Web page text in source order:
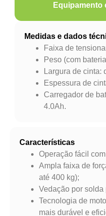
Equipamento
Medidas e dados
Faixa de
Peso (com
Largura de cinta:
Espessura de
Carregador de
4.0Ah.
Características
Operação fácil
Ampla faixa de
até 400 kg);
Vedação por solda
Tecnologia de
mais durável e